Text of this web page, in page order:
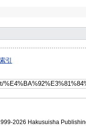
引
2026 Hakusuisha